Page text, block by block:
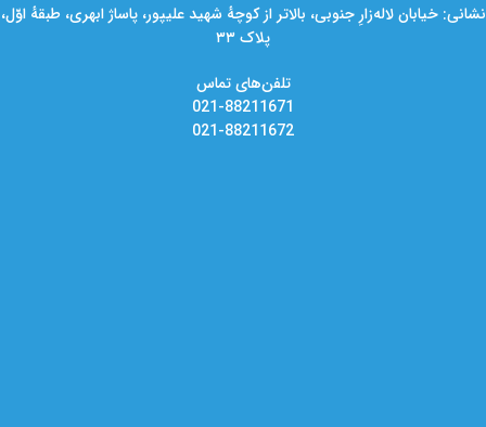
نشانی: خیابان لاله‌زارِ جنوبی، بالاتر از کوچهٔ شهید علیپور، پاساژ ابهری، طبقهٔ اوّل،
پلاک ۳۳
تلفن‌های تماس
021-88211671
021-88211672